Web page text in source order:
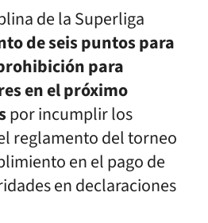
de la Superliga
de seis puntos para
para
en el próximo
por incumplir los
reglamento del torneo
en el pago de
en declaraciones